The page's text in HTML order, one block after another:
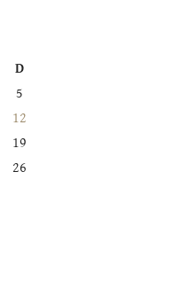
D
5
12
19
26